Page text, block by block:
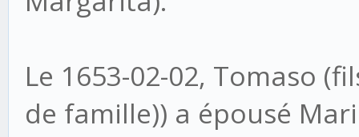
Le 1653-02-02, Tomaso
de famille)) a épousé